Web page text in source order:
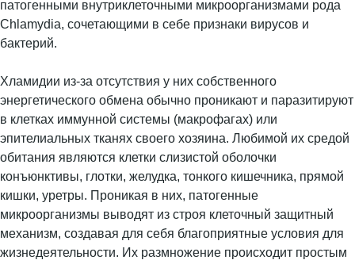
патогенными внутриклеточными микроорганизмами рода
Chlamydia, сочетающими в себе признаки вирусов и
бактерий.
Хламидии из-за отсутствия у них собственного
энергетического обмена обычно проникают и паразитируют
в клетках иммунной системы (макрофагах) или
эпителиальных тканях своего хозяина. Любимой их средой
обитания являются клетки слизистой оболочки
конъюнктивы, глотки, желудка, тонкого кишечника, прямой
кишки, уретры. Проникая в них, патогенные
микроорганизмы выводят из строя клеточный защитный
механизм, создавая для себя благоприятные условия для
жизнедеятельности. Их размножение происходит простым